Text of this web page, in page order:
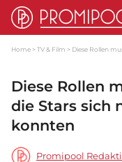
Home TV & Film Diese Rollen
Diese Rollen
die Stars sich
konnten
Promipool